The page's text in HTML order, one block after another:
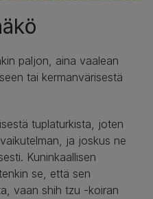
paljon, aina vaalean
tai kermanvärisestä
tuplaturkista, joten
ja joskus ne
Kuninkaallisen
se, että sen
vaan shih tzu -koiran